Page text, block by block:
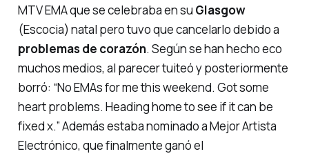
MTV EMA que se celebraba en su Glasgow
(Escocia) natal pero tuvo que cancelarlo debido a
problemas de corazón. Según se han hecho eco
muchos medios, al parecer tuiteó y posteriormente
borró: “No EMAs for me this weekend. Got some
heart problems. Heading home to see if it can be
fixed x.”Además estaba nominado aMejor Artista
Electrónico, que finalmente ganó el